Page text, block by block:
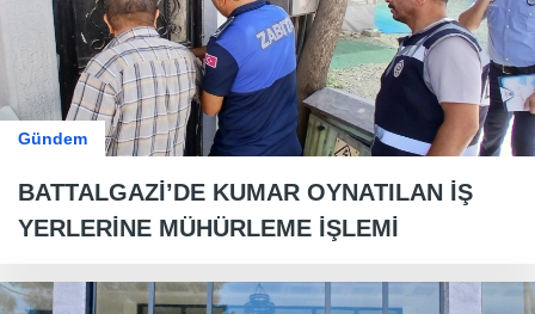
Gündem
BATTALGAZİ’DE KUMAR OYNATILAN İŞ
YERLERİNE MÜHÜRLEME İŞLEMİ